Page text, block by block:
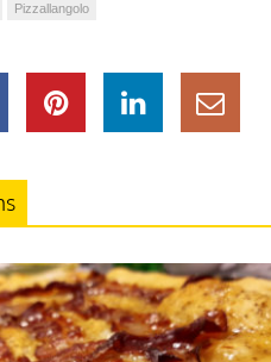
Pizzallangolo